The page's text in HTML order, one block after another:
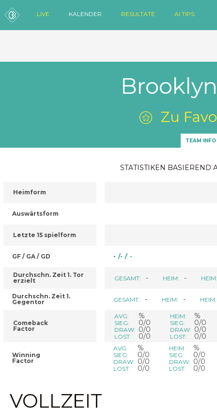
LIVE KALENDER RESULTATE AI TIPS
Zu
TEAM INFO
STATISTIKEN BASIEREND
Heimform
Auswärtsform
Letzte 15 spielform
GF / GA / GD
Durchschn. Zeit 1. Tor
erzielt
Durchschn. Zeit 1.
Gegentor
Comeback
Factor
Winning
Factor
- /- / -
GESAMT: - HEIM: - HEIM:
GESAMT: - HEIM: - HEIM:
AVG: %
SIEG: 0/0
DRAW: 0/0
LOST: 0/0
HEIM: %
SIEG: 0/0
DRAW: 0/0
LOST: 0/0
AVG: %
SIEG: 0/0
DRAW: 0/0
LOST: 0/0
HEIM: %
SIEG: 0/0
DRAW: 0/0
LOST: 0/0
VOLLZEIT